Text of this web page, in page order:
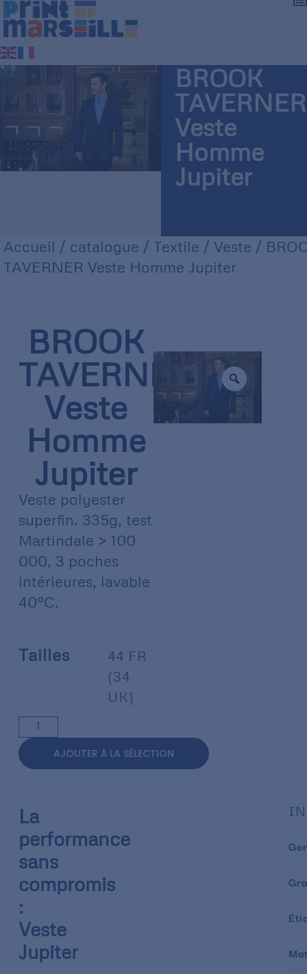
BROOK
TAVERNER
Veste
Homme
Jupiter
Accueil / catalogue / Textile / Veste /
TAVERNER Veste Homme Jupiter
BROOK
TAVERNER
Veste
Homme
Jupiter
Veste polyester
superfin. 335g, test
Martindale > 100
000, 3 poches
intérieures, lavable
40°C.
Tailles
44 FR
(34
UK)
AJOUTER À LA SÉLECTION
La
performance
sans
compromis
:
Veste
Jupiter